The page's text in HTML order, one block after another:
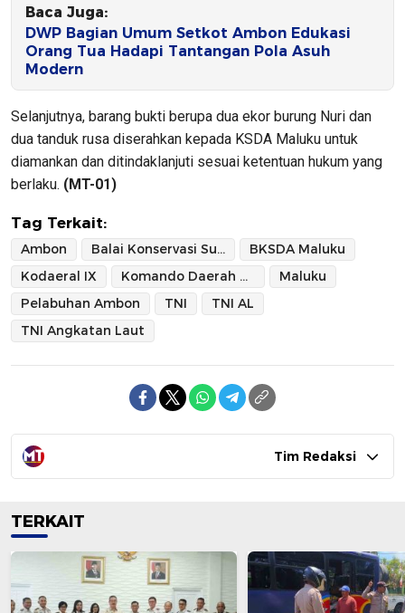
Baca Juga:
DWP Bagian Umum Setkot Ambon Edukasi
Orang Tua Hadapi Tantangan Pola Asuh
Modern
Selanjutnya, barang bukti berupa dua ekor burung Nuri dan
dua tanduk rusa diserahkan kepada KSDA Maluku untuk
diamankan dan ditindaklanjuti sesuai ketentuan hukum yang
berlaku. (MT-01)
Tag Terkait:
Ambon Balai Konservasi Sumber Daya Alam Maluku
BKSDA Maluku
Kodaeral IX
Komando Daerah TNI Angkatan Laut
Maluku
Pelabuhan Ambon
TNI
TNI AL
TNI Angkatan Laut
Tim Redaksi
TERKAIT